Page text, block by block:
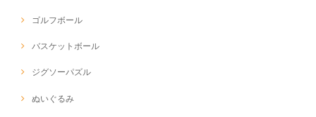
ゴルフボール
バスケットボール
ジグソーパズル
ぬいぐるみ